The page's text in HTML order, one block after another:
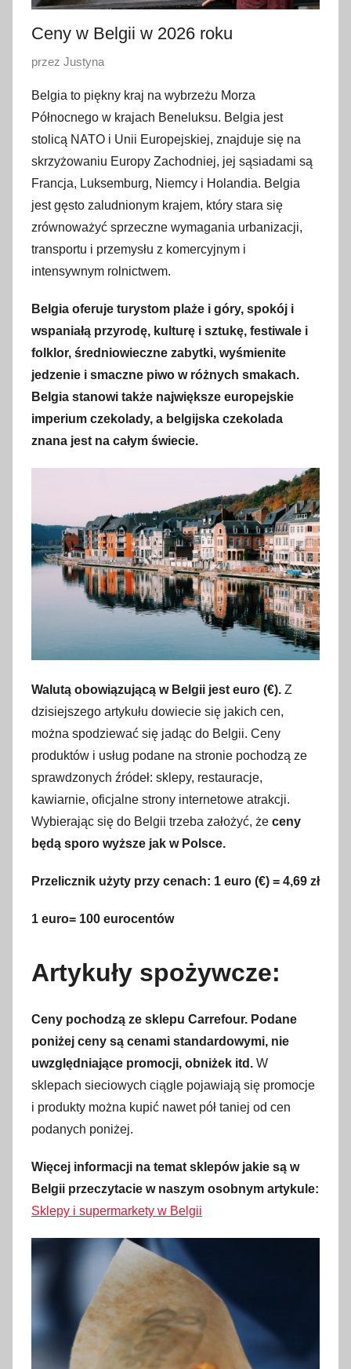
Ceny w Belgii w 2026 roku
O
u
b
l
i
k
o
w
a
n
2
1
s
t
n
i
2
3
przez Justyna
Belgia to piękny kraj na wybrzeżu Morza
Północnego w krajach Beneluksu. Belgia jest
stolicą NATO i Unii Europejskiej, znajduje się na
skrzyżowaniu Europy Zachodniej, jej sąsiadami są
Francja, Luksemburg, Niemcy i Holandia. Belgia
jest gęsto zaludnionym krajem, który stara się
zrównoważyć sprzeczne wymagania urbanizacji,
transportu i przemysłu z komercyjnym i
intensywnym rolnictwem.
Belgia oferuje turystom plaże i góry, spokój i
wspaniałą przyrodę, kulturę i sztukę, festiwale i
folklor, średniowieczne zabytki, wyśmienite
jedzenie i smaczne piwo w różnych smakach.
Belgia stanowi także największe europejskie
imperium czekolady, a belgijska czekolada
znana jest na całym świecie.
Walutą obowiązującą w Belgii jest euro (€). Z
dzisiejszego artykułu dowiecie się jakich cen,
można spodziewać się jadąc do Belgii. Ceny
produktów i usług podane na stronie pochodzą ze
sprawdzonych źródeł: sklepy, restauracje,
kawiarnie, oficjalne strony internetowe atrakcji.
Wybierając się do Belgii trzeba założyć, że ceny
będą sporo wyższe jak w Polsce.
Przelicznik użyty przy cenach: 1 euro (€) = 4,69 zł
1 euro= 100 eurocentów
Artykuły spożywcze:
Ceny pochodzą ze sklepu Carrefour. Podane
poniżej ceny są cenami standardowymi, nie
uwzględniające promocji, obniżek itd. W
sklepach sieciowych ciągle pojawiają się promocje
i produkty można kupić nawet pół taniej od cen
podanych poniżej.
Więcej informacji na temat sklepów jakie są w
Belgii przeczytacie w naszym osobnym artykule:
Sklepy i supermarkety w Belgii